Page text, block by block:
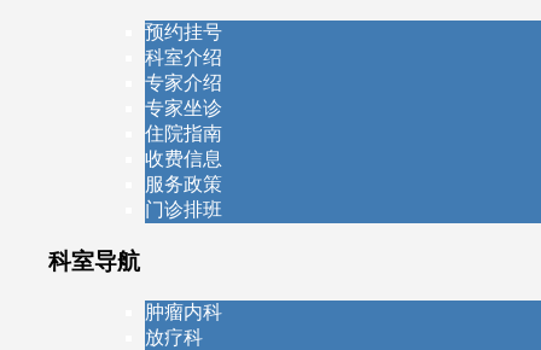
预约挂号
科室介绍
专家介绍
专家坐诊
住院指南
收费信息
服务政策
门诊排班
科室导航
肿瘤内科
放疗科